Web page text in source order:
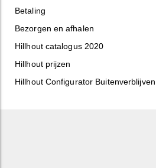
Betaling
Bezorgen en afhalen
Hillhout catalogus 2020
Hillhout prijzen
Hillhout Configurator Buitenverblijven